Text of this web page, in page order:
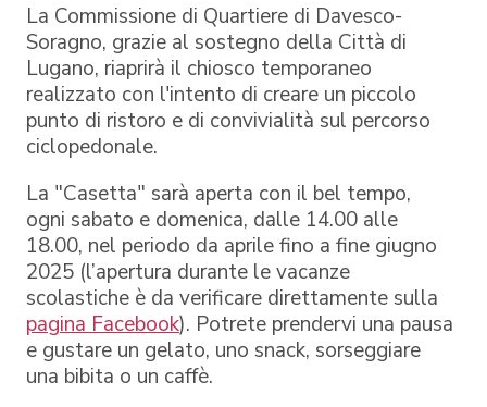
La Commissione di Quartiere di Davesco-
Soragno, grazie al sostegno della Città di
Lugano, riaprirà il chiosco temporaneo
realizzato con l'intento di creare un piccolo
punto di ristoro e di convivialità sul percorso
ciclopedonale.
La "Casetta" sarà aperta con il bel tempo,
ogni sabato e domenica, dalle 14.00 alle
18.00, nel periodo da aprile fino a fine giugno
2025 (l’apertura durante le vacanze
scolastiche è da verificare direttamente sulla
pagina Facebook). Potrete prendervi una pausa
e gustare un gelato, uno snack, sorseggiare
una bibita o un caffè.